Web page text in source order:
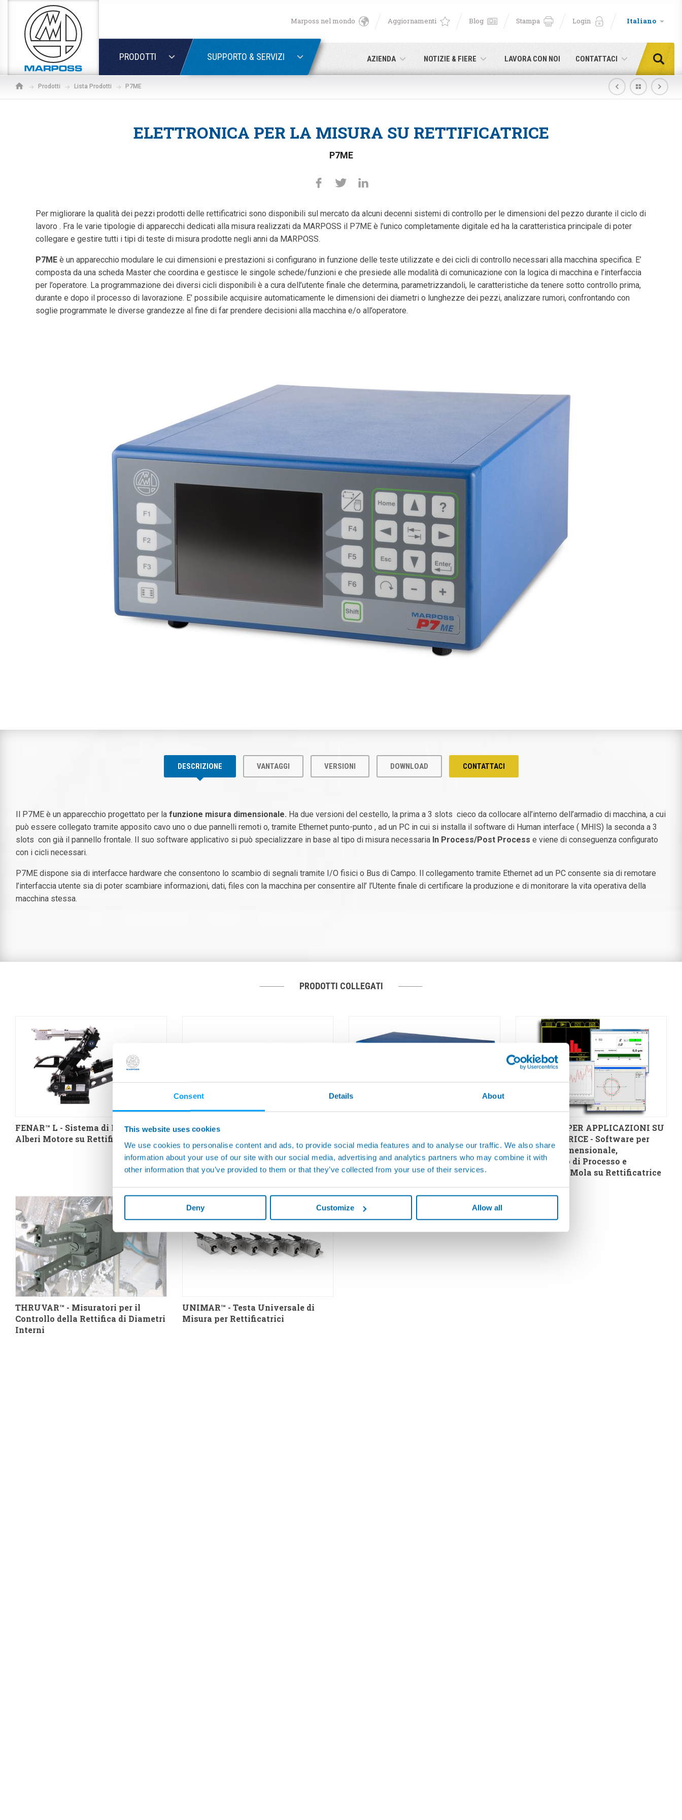
Consent Details About
This website uses cookies
We use cookies to personalise content and ads, to provide social media features and to analyse our traffic. We also share
information about your use of our site with our social media, advertising and analytics partners who may combine it with
other information that you’ve provided to them or that they’ve collected from your use of their services.
Deny Customize Allow all
PRODOTTI SUPPORTO & SERVIZI AZIENDA NOTIZIE & FIERE LAVORA CON NOI CONTATTACI
Marposs nel mondo Aggiornamenti Blog Stampa Login Italiano
Prodotti Lista Prodotti P7ME
ELETTRONICA PER LA MISURA SU RETTIFICATRICE
P7ME
Per migliorare la qualità dei pezzi prodotti delle rettificatrici sono disponibili sul mercato da alcuni decenni sistemi di controllo per le dimensioni del pezzo durante il ciclo di
lavoro . Fra le varie tipologie di apparecchi dedicati alla misura realizzati da MARPOSS il P7ME è l’unico completamente digitale ed ha la caratteristica principale di poter
collegare e gestire tutti i tipi di teste di misura prodotte negli anni da MARPOSS.
P7MEè un apparecchio modulare le cui dimensioni e prestazioni si configurano in funzione delle teste utilizzate e dei cicli di controllo necessari alla macchina specifica. E’
composta da una scheda Master che coordina e gestisce le singole schede/funzioni e che presiede alle modalità di comunicazione con la logica di macchina e l’interfaccia
per l’operatore. La programmazione dei diversi cicli disponibili è a cura dell’utente finale che determina, parametrizzandoli, le caratteristiche da tenere sotto controllo prima,
durante e dopo il processo di lavorazione. E’ possibile acquisire automaticamente le dimensioni dei diametri o lunghezze dei pezzi, analizzare rumori, confrontando con
soglie programmate le diverse grandezze al fine di far prendere decisioni alla macchina e/o all’operatore.
DESCRIZIONE VANTAGGI VERSIONI DOWNLOAD CONTATTACI
Il P7ME è un apparecchio progettato per la funzione misura dimensionale. Ha due versioni del cestello, la prima a 3 slots cieco da collocare all’interno dell’armadio di macchina, a cui
può essere collegato tramite apposito cavo uno o due pannelli remoti o, tramite Ethernet punto-punto , ad un PC in cui si installa il software di Human interface ( MHIS) la seconda a 3
slots con già il pannello frontale. Il suo software applicativo si può specializzare in base al tipo di misura necessaria In Process/Post Process e viene di conseguenza configurato
con i cicli necessari.
P7ME dispone sia di interfacce hardware che consentono lo scambio di segnali tramite I/O fisici o Bus di Campo. Il collegamento tramite Ethernet ad un PC consente sia di remotare
l’interfaccia utente sia di poter scambiare informazioni, dati, files con la macchina per consentire all’ l’Utente finale di certificare la produzione e di monitorare la vita operativa della
macchina stessa.
PRODOTTI COLLEGATI
FENAR™ L - Sistema di Misura per
Alberi Motore su Rettificatrici
NANOUNIMAR™ - Testa di Misura
Rettificatrici
Processo su Rettificatrice
SOFTWARE PER APPLICAZIONI SU
RETTIFICATRICE - Software per
Controllo Dimensionale,
Montoraggio di Processo e
Bilanciatura Mola su Rettificatrice
THRUVAR™ - Misuratori per il
Controllo della Rettifica di Diametri
Interni
UNIMAR™ - Testa Universale di
Misura per Rettificatrici
English
Deutsch
Español
한국어 (Korean)
RECUPERA PASSWORD
Password
Se non sei ancora registrato, fallo ora: è gratis! Clicca qui!